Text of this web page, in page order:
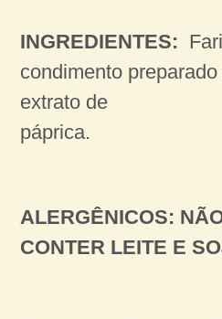
INGREDIENTES:
condimento
extrato de
páprica.
ALERGÊNICOS:
CONTER LEITE E